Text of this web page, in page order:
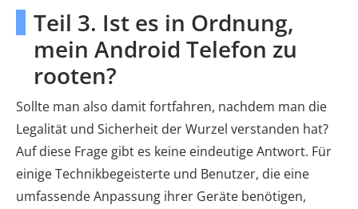
Teil 3. Ist es in Ordnung,
mein Android Telefon zu
rooten?
Sollte man also damit fortfahren, nachdem man die
Legalität und Sicherheit der Wurzel verstanden hat?
Auf diese Frage gibt es keine eindeutige Antwort. Für
einige Technikbegeisterte und Benutzer, die eine
umfassende Anpassung ihrer Geräte benötigen,